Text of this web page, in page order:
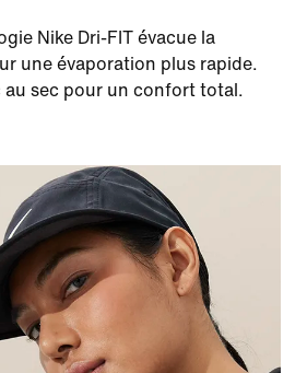
Nike Dri-FIT évacue la
une évaporation plus rapide.
au sec pour un confort total.